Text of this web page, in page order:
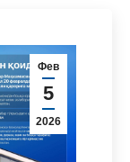
Фев
5
2026